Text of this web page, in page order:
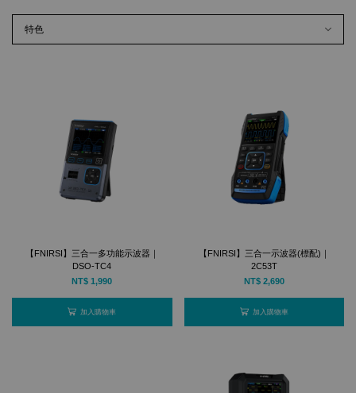
【FNIRSI】三合一多功能示波器｜
DSO-TC4
NT$ 1,990
加入購物車
【FNIRSI】三合一示波器(標配)｜
2C53T
NT$ 2,690
加入購物車